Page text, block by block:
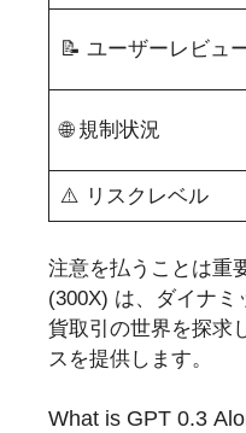
📝 ユーザーレビュ
🌐 規制状況
⚠️ リスクレベル
注意を払うことは重
(300X) は、ダイナミ
貨取引の世界を探求
スを提供します。
What is GPT 0.3